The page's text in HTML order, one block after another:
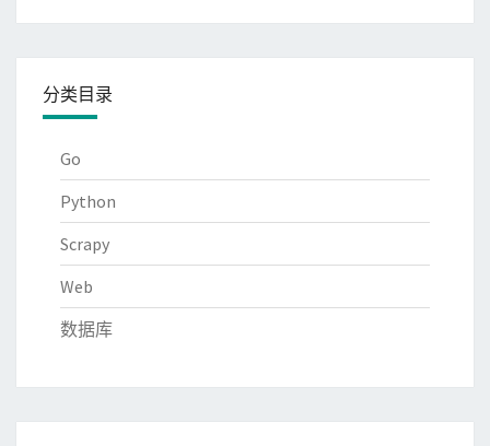
分类目录
Go
Python
Scrapy
Web
数据库